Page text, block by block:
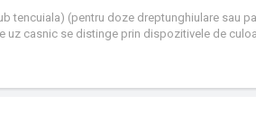
tencuiala) (pentru doze dreptunghiulare sau
uz casnic se distinge prin dispozitivele de
pentru controlul, siguranta si